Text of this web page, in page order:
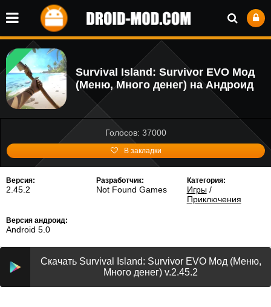
Survival Island: Survivor EVO Мод
(Меню, Много денег) на Андроид
Голосов: 37000
В закладки
Версия:
2.45.2
Разработчик:
Not Found Games
Категория:
Игры/
Приключения
Версия андроид:
Android 5.0
Скачать Survival Island: Survivor EVO Мод (Меню,
Много денег) v.2.45.2